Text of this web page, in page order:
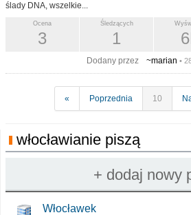
ślady DNA, wszelkie...
Śledzących
1
Ocena
3
Dodany przez ~marian •
« Poprzednia 10
włocławianie piszą
Włocławek